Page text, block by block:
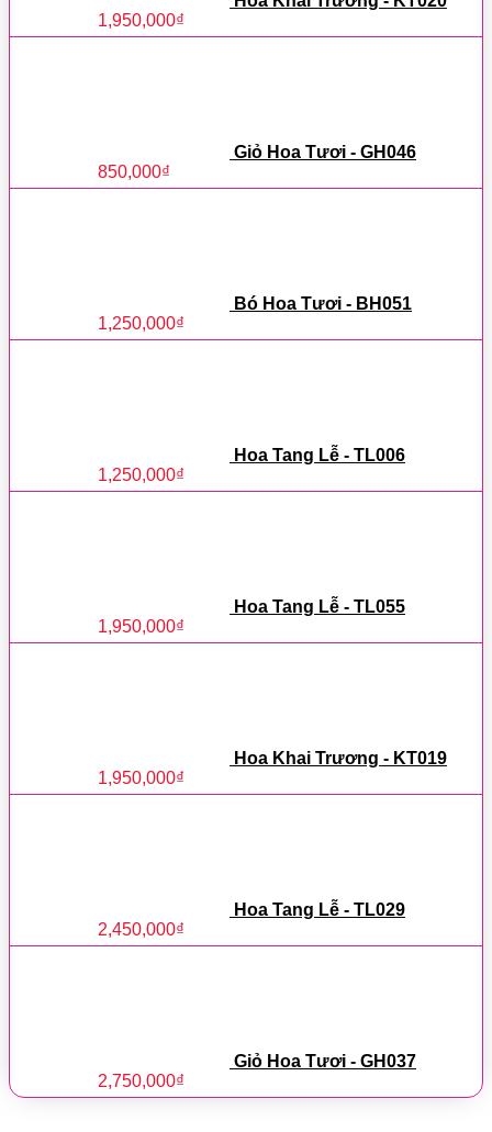
1,950,000₫
Giỏ Hoa Tươi - GH046
850,000₫
Bó Hoa Tươi - BH051
1,250,000₫
Hoa Tang Lễ - TL006
1,250,000₫
Hoa Tang Lễ - TL055
1,950,000₫
Hoa Khai Trương - KT019
1,950,000₫
Hoa Tang Lễ - TL029
2,450,000₫
Giỏ Hoa Tươi - GH037
2,750,000₫